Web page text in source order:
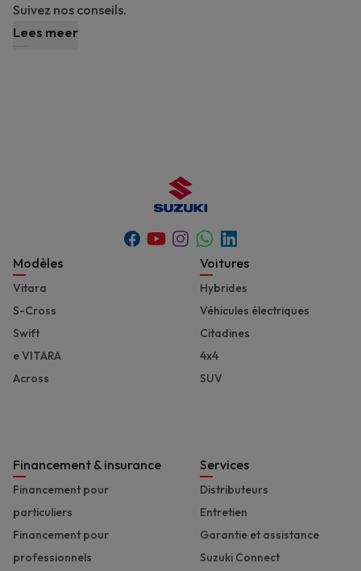
Suivez nos conseils.
Lees meer
Facebook
YoutubeInstagram
Whatsapp
Linkedin
Footer
Modèles
Vitara
S-Cross
Swift
e VITARA
Across
Voitures
Hybrides
Véhicules électriques
Citadines
4x4
SUV
Financement & insurance
Financement pour
particuliers
Financement pour
professionnels
Services
Distributeurs
Entretien
Garantie et assistance
Suzuki Connect